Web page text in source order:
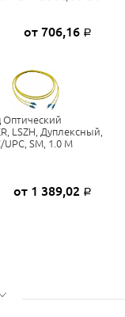
от 706,16 Р
Оптический
LSZH, Дуплексный,
UPC, SM, 1.0 М
от 1 389,02 Р